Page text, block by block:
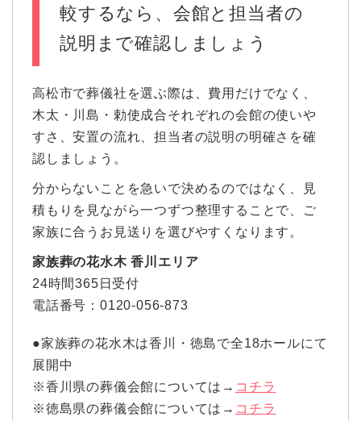
較するなら、会館と担当者の
説明まで確認しましょう
高松市で葬儀社を選ぶ際は、費用だけでなく、
木太・川島・勅使成合それぞれの会館の使いや
すさ、安置の流れ、担当者の説明の明確さを確
認しましょう。
分からないことを急いで決めるのではなく、見
積もりを見ながら一つずつ整理することで、ご
家族に合うお見送りを選びやすくなります。
家族葬の花水木 香川エリア
24時間365日受付
電話番号：0120-056-873
●家族葬の花水木は香川・徳島で全18ホールにて
展開中
※香川県の葬儀会館については→ コチラ
※徳島県の葬儀会館については→ コチラ